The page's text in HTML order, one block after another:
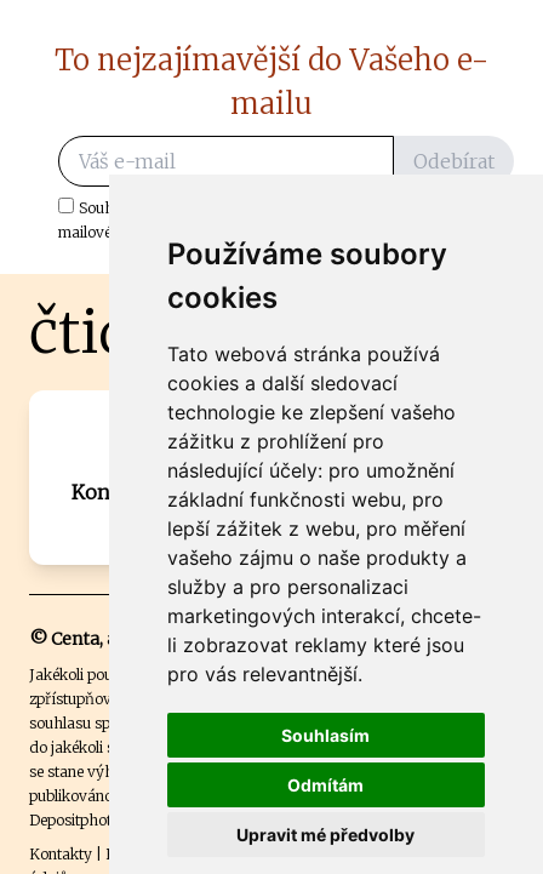
Používáme soubory
cookies
Tato webová stránka používá
cookies a další sledovací
technologie ke zlepšení vašeho
zážitku z prohlížení pro
následující účely: pro umožnění
základní funkčnosti webu, pro
lepší zážitek z webu, pro měření
vašeho zájmu o naše produkty a
služby a pro personalizaci
marketingových interakcí, chcete-
li zobrazovat reklamy které jsou
pro vás relevantnější.
Souhlasím
Odmítám
Upravit mé předvolby
To nejzajímavější do Vašeho e-
mailu
Odebírat
Souhlasím s odběrem důležitých zpráv ze ČtiDoma.cz do mé e-
mailové schránky.
čtidoma.cz
Máte zajímavou informaci? Chcete
spolupracovat?
Kontaktujte šéfredaktora Martina Chalupu:
chalupa@ctidoma.cz
© Centa, a.s.
Jakékoli použití obsahu včetně převzetí, šíření či dalšího užití a
zpřístupňování textových či obrazových materiálů bez písemného
souhlasu společnosti Centa,a.s. je zakázáno. Čtenář svým přihlášením
do jakékoli soutěže na našem webu dává souhlas s tím, že v případě, že
se stane výhercem této soutěže, může být jeho jméno na webu
publikováno. Centa, a.s. využívala licenci ČTK a využívá fotografie z
Depositphotos
Kontakty
Etický kodex